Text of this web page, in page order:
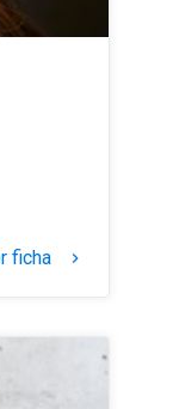
ficha keyboard_arrow_right